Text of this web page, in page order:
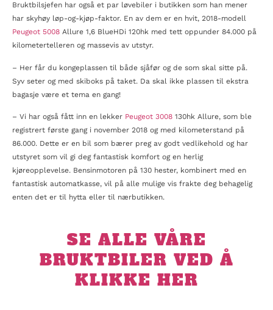
Bruktbilsjefen har også et par løvebiler i butikken som han mener
har skyhøy løp-og-kjøp-faktor. En av dem er en hvit, 2018-modell
Peugeot 5008 Allure 1,6 BlueHDi 120hk med tett oppunder 84.000 på
kilometertelleren og massevis av utstyr.
– Her får du kongeplassen til både sjåfør og de som skal sitte på.
Syv seter og med skiboks på taket. Da skal ikke plassen til ekstra
bagasje være et tema en gang!
– Vi har også fått inn en lekker Peugeot 3008 130hk Allure, som ble
registrert første gang i november 2018 og med kilometerstand på
86.000. Dette er en bil som bærer preg av godt vedlikehold og har
utstyret som vil gi deg fantastisk komfort og en herlig
kjøreopplevelse. Bensinmotoren på 130 hester, kombinert med en
fantastisk automatkasse, vil på alle mulige vis frakte deg behagelig
enten det er til hytta eller til nærbutikken.
SE ALLE VÅRE
BRUKTBILER VED Å
KLIKKE HER